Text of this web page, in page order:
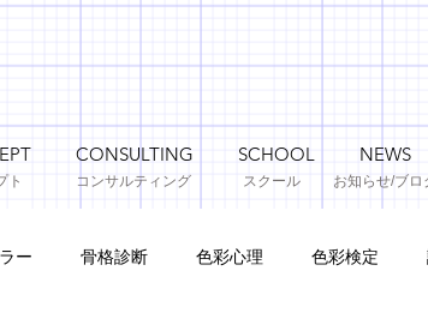
CONSULTING SCHOOL NEWS
ト コンサルティング ​スクール お知らせ​/ブロ
ー 骨格診断 色彩心理 色彩検定